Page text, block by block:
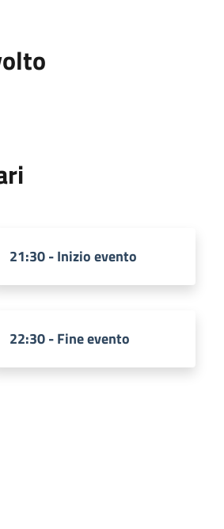
21:30 - Inizio evento
22:30 - Fine evento